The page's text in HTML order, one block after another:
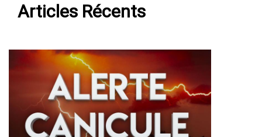
Articles Récents